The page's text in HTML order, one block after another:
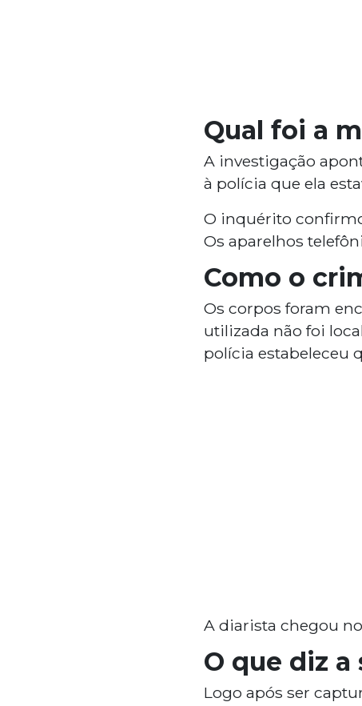
Qual foi a
A investigação
à polícia que ela
O inquérito
Os aparelhos
Como o
Os corpos foram
utilizada não foi
polícia estabeleceu
A diarista chegou
O que diz a
Logo após ser